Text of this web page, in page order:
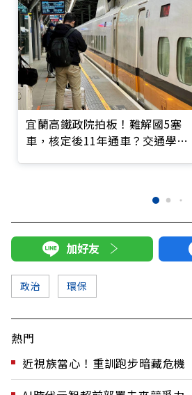
宜蘭高鐵政院拍板！難解國5塞
車，核定後11年通車？交通學
加好友
政治 環保
熱門
近視族當心！重訓跑步暗藏危機